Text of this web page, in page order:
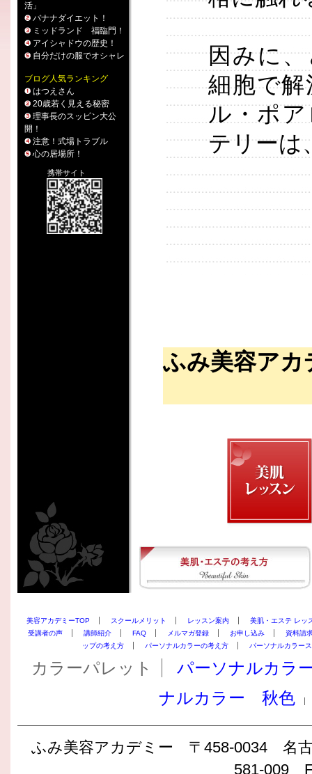
活」
バナナダイエット！
ミッドランド 福臨門！
アイシャドウの歴史！
自分だけの服でオシャレ
ブログ人気ランキング
はつえさん
20歳若く見える秘密
理事長のスッピン大公
開！
注意！式場トラブル
心の居場所！
携帯サイト
因みに
細胞で
ル・ポ
テリーは
ふみ美容アカ
美容アカデミーTOP スクールメリット レッスン案内
美肌・エステ レッ
受講者の声
講師紹介 FAQ メルマガ登録 お申し込み
資料請
ップの考え方
パーソナルカラーの考え方 パーソナルカラー
カラーパレット
パーソナルカラ
ナルカラー 秋色
ふみ美容アカデミー 〒458-0034 名
581-009